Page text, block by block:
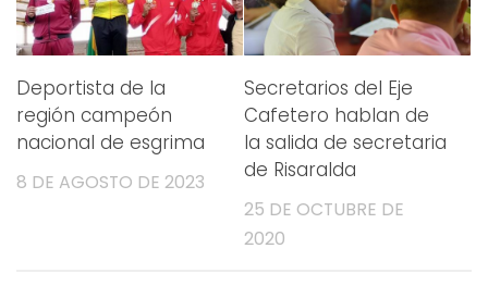
Deportista de la
región campeón
nacional de esgrima
8 DE AGOSTO DE 2023
Secretarios del Eje
Cafetero hablan de
la salida de secretaria
de Risaralda
25 DE OCTUBRE DE
2020